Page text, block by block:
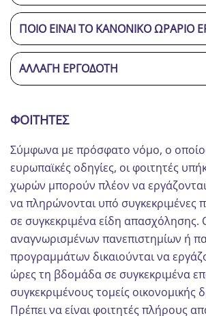
ΠΟΙΟ ΕΊΝΑΙ ΤΟ ΚΑΝΟΝΙΚΌ ΩΡΆΡΙΟ
ΑΛΛΑΓΉ ΕΡΓΟΔΌΤΗ
ΦΟΙΤΗΤΕΣ
Σύμφωνα με πρόσφατο νόμο, ο
ευρωπαϊκές οδηγίες, οι φοιτητές
χωρών μπορούν πλέον να
να πληρώνονται υπό συγκεκριμένες
σε συγκεκριμένα είδη απασχόλησης.
αναγνωρισμένων πανεπιστημίων ή
προγραμμάτων δικαιούνται να
ώρες τη βδομάδα σε συγκεκριμένα
συγκεκριμένους τομείς οικονομικής
Πρέπει να είναι φοιτητές πλήρους